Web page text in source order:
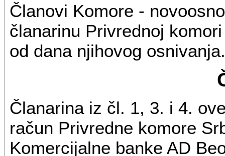
Članovi Komore -
članarinu Privrednoj
od dana njihovog osnivanja.
Članarina iz čl. 1, 3. i 4.
račun Privredne komore
Komercijalne banke AD